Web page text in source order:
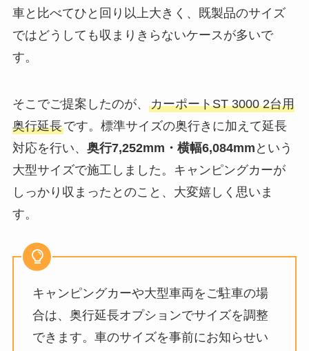
車と比べてひと回り以上大きく、既製品のサイズ
ではどうしても収まりきらないケースが多いで
す。
そこでご提案したのが、 カーポートST 3000 2台用
奥行延長です。標準サイズの奥行きに加えて延長
対応を行い、 奥行7,252mm・横幅6,084mm という
大型サイズで施工しました。キャンピングカーが
しっかり収まったとのこと、大変嬉しく思いま
す。
キャンピングカーや大型車両をご駐車の場
合は、奥行延長オプションでサイズを調整
できます。車のサイズを事前にお知らせい